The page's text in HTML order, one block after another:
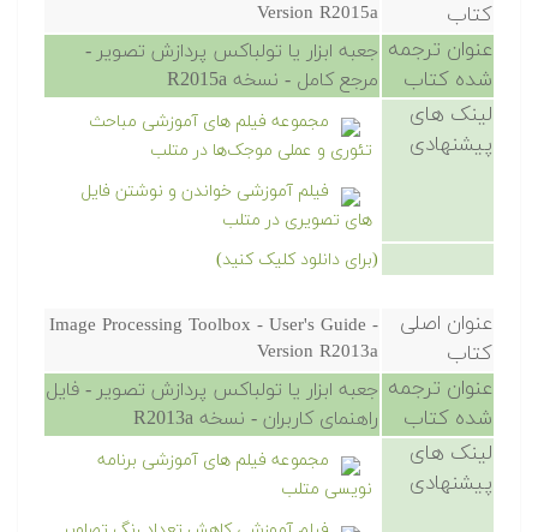
کتاب
Version R2015a
عنوان ترجمه
شده کتاب
جعبه ابزار یا تولباکس پردازش تصویر -
مرجع کامل - نسخه R2015a
لینک های
پیشنهادی
مجموعه فیلم های آموزشی مباحث
تئوری و عملی موجک‌ها در متلب
فیلم آموزشی خواندن و نوشتن فایل
های تصویری در متلب
(برای دانلود کلیک کنید)
عنوان اصلی
کتاب
Image Processing Toolbox - User's Guide -
Version R2013a
عنوان ترجمه
شده کتاب
جعبه ابزار یا تولباکس پردازش تصویر - فایل
راهنمای کاربران - نسخه R2013a
لینک های
پیشنهادی
مجموعه فیلم های آموزشی برنامه
نویسی متلب